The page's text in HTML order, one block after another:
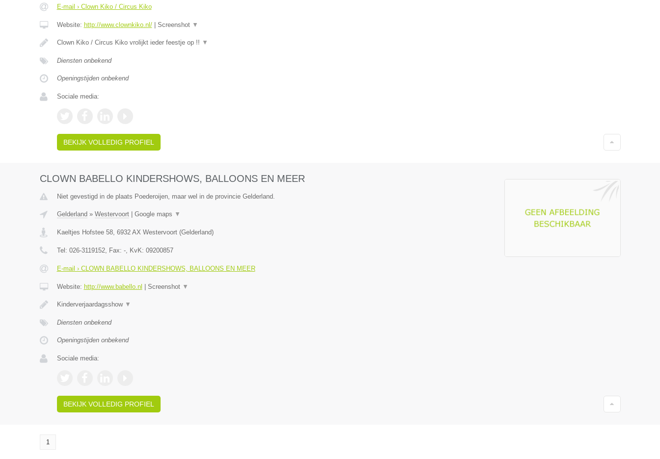
E-mail › Clown Kiko / Circus Kiko
Website: http://www.clownkiko.nl/| Screenshot ▼
Clown Kiko / Circus Kiko vrolijkt ieder feestje op !! ▼
Diensten onbekend
Openingstijden onbekend
Sociale media:
BEKIJK VOLLEDIG PROFIEL
CLOWN BABELLO KINDERSHOWS, BALLOONS EN MEER
Niet gevestigd in de plaats Poederoijen, maar wel in de provincie Gelderland.
Gelderland » Westervoort| Google maps ▼
Kaeltjes Hofstee 58, 6932 AX Westervoort(Gelderland)
Tel: 026-3119152, Fax: -, KvK: 09200857
E-mail › CLOWN BABELLO KINDERSHOWS, BALLOONS EN MEER
Website: http://www.babello.nl Screenshot ▼
Kinderverjaardagsshow ▼
Diensten onbekend
Openingstijden onbekend
Sociale media:
BEKIJK VOLLEDIG PROFIEL
1